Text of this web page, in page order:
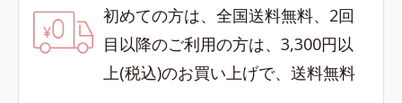
初めての方は、全国送料無料、2回
目以降のご利用の方は、3,300円以
上(税込)のお買い上げで、送料無料